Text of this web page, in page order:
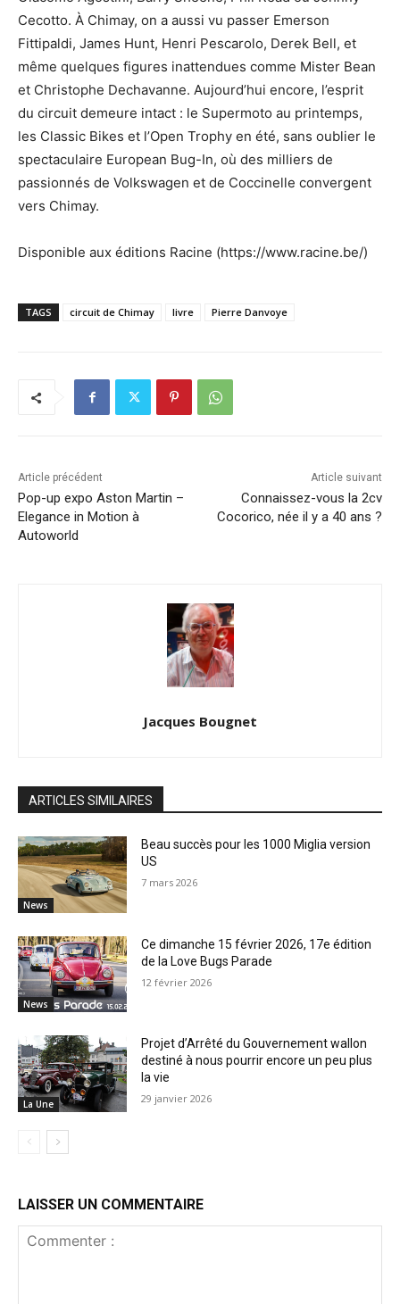
Cecotto. À Chimay, on a aussi vu passer Emerson
Fittipaldi, James Hunt, Henri Pescarolo, Derek Bell, et
même quelques figures inattendues comme Mister Bean
et Christophe Dechavanne. Aujourd’hui encore, l’esprit
du circuit demeure intact : le Supermoto au printemps,
les Classic Bikes et l’Open Trophy en été, sans oublier le
spectaculaire European Bug-In, où des milliers de
passionnés de Volkswagen et de Coccinelle convergent
vers Chimay.
Disponible aux éditions Racine (https://www.racine.be/)
TAGS circuit de Chimay livre Pierre Danvoye
Article précédent
Pop-up expo Aston Martin –
Elegance in Motion à
Autoworld
Article suivant
Connaissez-vous la 2cv
Cocorico, née il y a 40 ans ?
Jacques Bougnet
ARTICLES SIMILAIRES
News
Beau succès pour les 1000 Miglia version
US
7 mars 2026
News
Ce dimanche 15 février 2026, 17e édition
de la Love Bugs Parade
12 février 2026
La Une
Projet d’Arrêté du Gouvernement wallon
destiné à nous pourrir encore un peu plus
la vie
29 janvier 2026
LAISSER UN COMMENTAIRE